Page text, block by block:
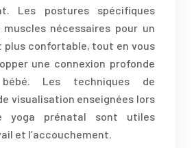
Les postures spécifiques
nécessaires pour un
plus confortable, tout en vous
une connexion profonde
Les techniques de
visualisation enseignées lors
yoga prénatal sont utiles
et l’accouchement.